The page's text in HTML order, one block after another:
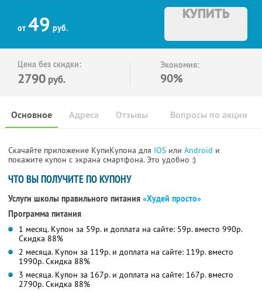
от 49 руб.
КУПИТЬ
Цена без скидки:
2790 руб.
Экономия:
90%
Основное Отзывы Вопросы по акции
Адреса
Скачайте приложение КупиКупона для IOS или Android и
покажите купон с экрана смартфона. Это удобно :)
ЧТО ВЫ ПОЛУЧИТЕ ПО КУПОНУ
Услуги школы правильного питания «Худей просто»
Программа питания
1 месяц. Купон за 59р. и доплата на сайте: 59р. вместо 990р.
Скидка 88%
2 месяца. Купон за 119р. и доплата на сайте: 119р. вместо
1990р. Скидка 88%
3 месяца. Купон за 167р. и доплата на сайте: 167р. вместо
2790р. Скидка 88%